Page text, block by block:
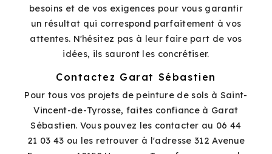
besoins et de vos exigences pour vous garantir
un résultat qui correspond parfaitement à vos
attentes. N'hésitez pas à leur faire part de vos
idées, ils sauront les concrétiser.
Contactez Garat Sébastien
Pour tous vos projets de peinture de sols à Saint-
Vincent-de-Tyrosse, faites confiance à Garat
Sébastien. Vous pouvez les contacter au 06 44
21 03 43 ou les retrouver à l'adresse 312 Avenue